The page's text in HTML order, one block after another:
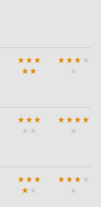
★ ★ ★
★ ★
★ ★ ★ ★
★
★ ★ ★
★ ★
★ ★ ★ ★
★
★ ★ ★
★ ★
★ ★ ★ ★
★